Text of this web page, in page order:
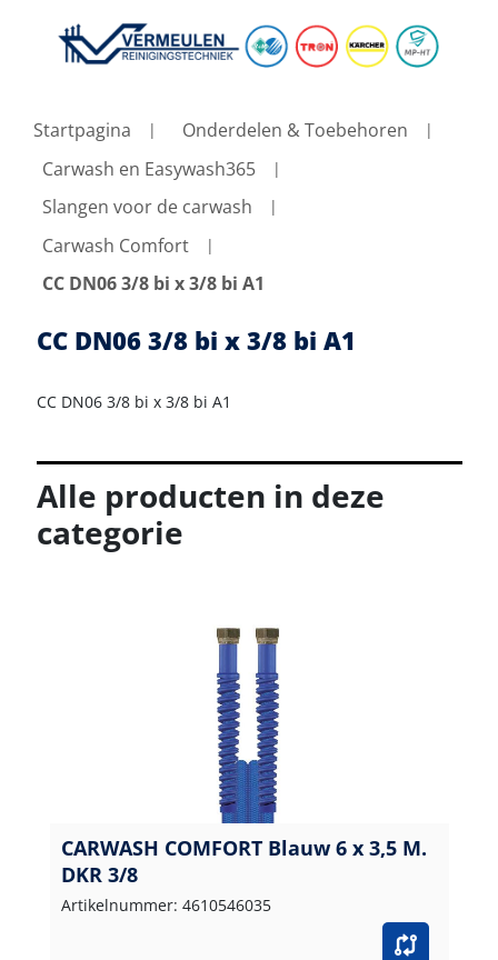
Startpagina
Onderdelen & Toebehoren
Carwash en Easywash365
Slangen voor de carwash
Carwash Comfort
CC DN06 3/8 bi x 3/8 bi A1
CC DN06 3/8 bi x 3/8 bi A1
CC DN06 3/8 bi x 3/8 bi A1
Alle producten in deze
categorie
CARWASH COMFORT Blauw 6 x 3,5 M.
DKR 3/8
Artikelnummer: 4610546035